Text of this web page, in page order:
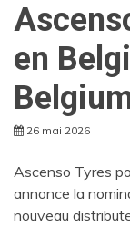
en
26 mai 2026
Ascenso Tyres
annonce la
nouveau